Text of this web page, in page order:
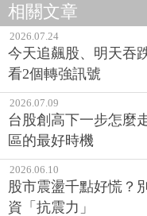
相關文章
2026.07.24
今天追飆股、明天吞
看2個轉強訊號
2026.07.09
台股創高下一步怎麼
區的最好時機
2026.06.10
股市震盪千點好慌？
資「抗震力」